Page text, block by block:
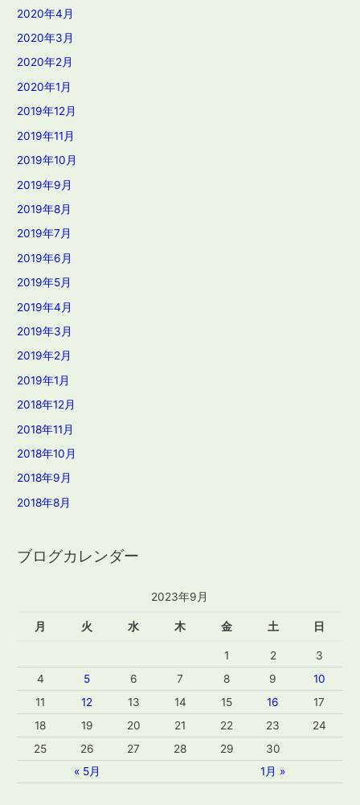
2020年4月
2020年3月
2020年2月
2020年1月
2019年12月
2019年11月
2019年10月
2019年9月
2019年8月
2019年7月
2019年6月
2019年5月
2019年4月
2019年3月
2019年2月
2019年1月
2018年12月
2018年11月
2018年10月
2018年9月
2018年8月
ブログカレンダー
2023年9月
月 火 水 木 金 土 日
« 5月 1月 »
1 2
3
4
5 6 7 8 9
10
11
12 13 14 15 16
17
18
19 20 21 22 23
24
25
26 27 28 29 30